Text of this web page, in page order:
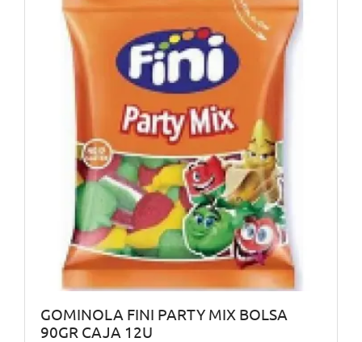
GOMINOLA FINI PARTY MIX BOLSA
90GR CAJA 12U